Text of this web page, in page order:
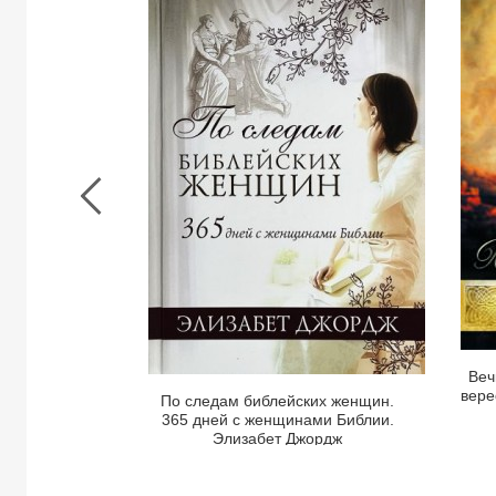
Страница
книги
По следам библейских женщин.
365 дней с женщинами Библии.
Элизабет Джордж
По
следам
библейских
женщин.
365
дней
с
женщинами
Элизабет
Джордж